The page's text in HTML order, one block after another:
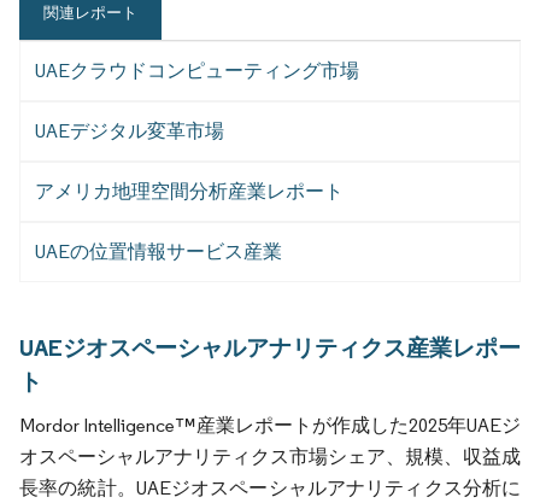
関連レポート
UAEクラウドコンピューティング市場
UAEデジタル変革市場
アメリカ地理空間分析産業レポート
UAEの位置情報サービス産業
UAEジオスペーシャルアナリティクス産業レポー
ト
Mordor Intelligence™産業レポートが作成した2025年UAEジ
オスペーシャルアナリティクス市場シェア、規模、収益成
長率の統計。UAEジオスペーシャルアナリティクス分析に